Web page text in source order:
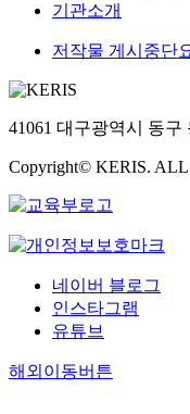
기관소개
저작물 게시중단
41061 대구광역시 동구
Copyright© KERIS.
네이버 블로그
인스타그램
유튜브
해외이동버튼